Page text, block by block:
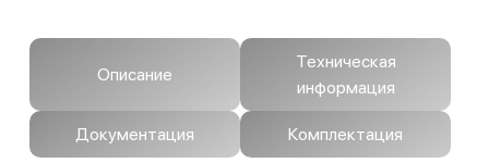
Описание
Техническая
информация
Документация Комплектация